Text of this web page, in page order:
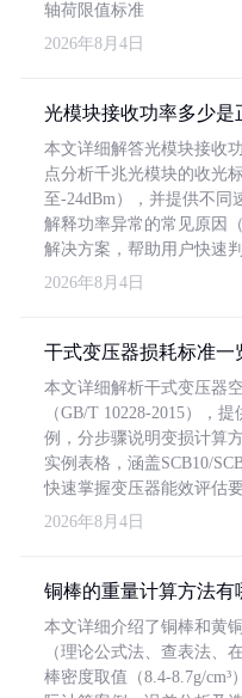
轴荷限值标准
2026年8月4日
光模块接收功率多少是
本文详细解答光模块接收
点分析千兆光模块的收光
至-24dBm），并提供不
解释功率异常的常见原因
解决方案，帮助用户快速
2026年8月4日
干式变压器损耗标准一
本文详细解析干式变压器
（GB/T 10228-2015），
例，分步骤说明变损计算
实例表格，涵盖SCB10/
快速掌握变压器能效评估要
2026年8月4日
铜棒的重量计算方法有
本文详细介绍了铜棒和黄
（理论公式法、查表法、
棒密度取值（8.4-8.7g/